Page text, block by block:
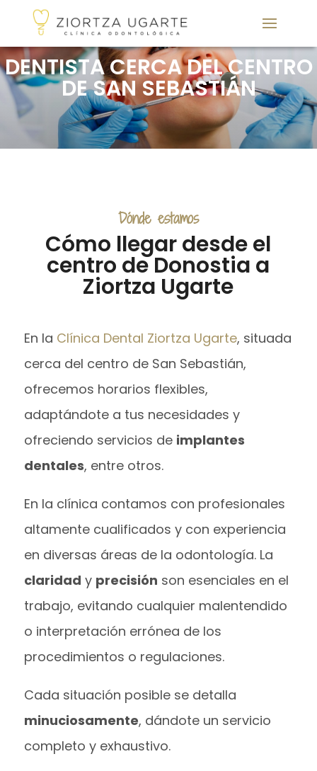
DENTISTA CERCA DEL CENTRO
DE SAN SEBASTIÁN
Dónde estamos
Cómo llegar desde el
centro de Donostia a
Ziortza Ugarte
En la Clínica Dental Ziortza Ugarte, situada
cerca del centro de San Sebastián,
ofrecemos horarios flexibles,
adaptándote a tus necesidades y
ofreciendo servicios de implantes
dentales, entre otros.
En la clínica contamos con profesionales
altamente cualificados y con experiencia
en diversas áreas de la odontología. La
claridad y precisión son esenciales en el
trabajo, evitando cualquier malentendido
o interpretación errónea de los
procedimientos o regulaciones.
Cada situación posible se detalla
minuciosamente, dándote un servicio
completo y exhaustivo.